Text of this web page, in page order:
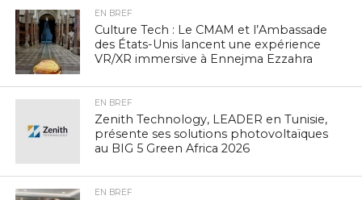
EN BREF
Culture Tech : Le CMAM et l’Ambassade
des États-Unis lancent une expérience
VR/XR immersive à Ennejma Ezzahra
EN BREF
Zenith Technology, LEADER en Tunisie,
présente ses solutions photovoltaïques
au BIG 5 Green Africa 2026
EN BREF